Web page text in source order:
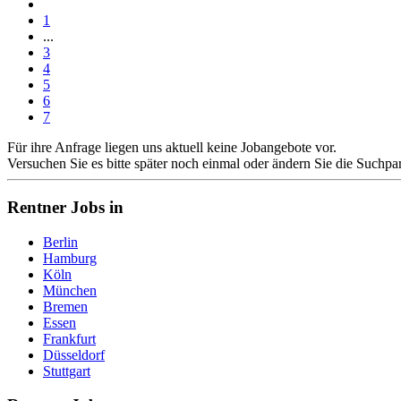
1
...
3
4
5
6
7
Für ihre Anfrage liegen uns aktuell keine Jobangebote vor.
Versuchen Sie es bitte später noch einmal oder ändern Sie die
Rentner Jobs in
Berlin
Hamburg
Köln
München
Bremen
Essen
Frankfurt
Düsseldorf
Stuttgart